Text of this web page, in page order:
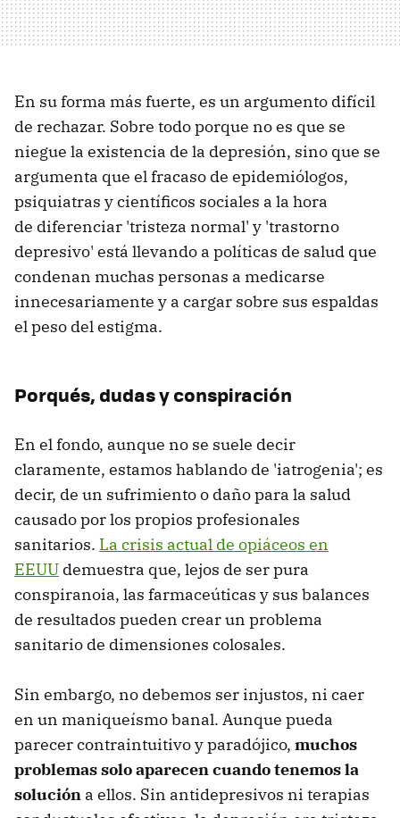
En su forma más fuerte, es un argumento difícil
de rechazar. Sobre todo porque no es que se
niegue la existencia de la depresión, sino que se
argumenta que el fracaso de epidemiólogos,
psiquiatras y científicos sociales a la hora
de diferenciar 'tristeza normal' y 'trastorno
depresivo' está llevando a políticas de salud que
condenan muchas personas a medicarse
innecesariamente y a cargar sobre sus espaldas
el peso del estigma.
Porqués, dudas y conspiración
En el fondo, aunque no se suele decir
claramente, estamos hablando de 'iatrogenia'; es
decir, de un sufrimiento o daño para la salud
causado por los propios profesionales
sanitarios. La crisis actual de opiáceos en
EEUU demuestra que, lejos de ser pura
conspiranoia, las farmaceúticas y sus balances
de resultados pueden crear un problema
sanitario de dimensiones colosales.
Sin embargo, no debemos ser injustos, ni caer
en un maniqueísmo banal. Aunque pueda
parecer contraintuitivo y paradójico, muchos
problemas solo aparecen cuando tenemos la
solución a ellos. Sin antidepresivos ni terapias